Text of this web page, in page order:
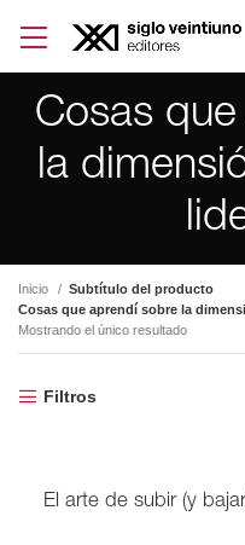
Cosas
la
Inicio
Subtítulo del producto
Cosas que aprendí sobre la
Mostrando el único resultado
Filtros
El arte de subir (y